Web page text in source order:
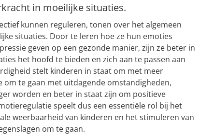
in moeilijke situaties.
kunnen reguleren, tonen over het algemeen
situaties. Door te leren hoe ze hun emoties
geven op een gezonde manier, zijn ze beter in
het hoofd te bieden en zich aan te passen aan
stelt kinderen in staat om met meer
om te gaan met uitdagende omstandigheden,
worden en beter in staat zijn om positieve
speelt dus een essentiële rol bij het
weerbaarheid van kinderen en het stimuleren van
om te gaan.